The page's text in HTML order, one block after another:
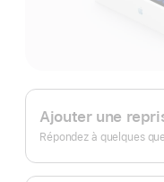
Apple
Trade In.
Ajouter une
Répondez à quelques